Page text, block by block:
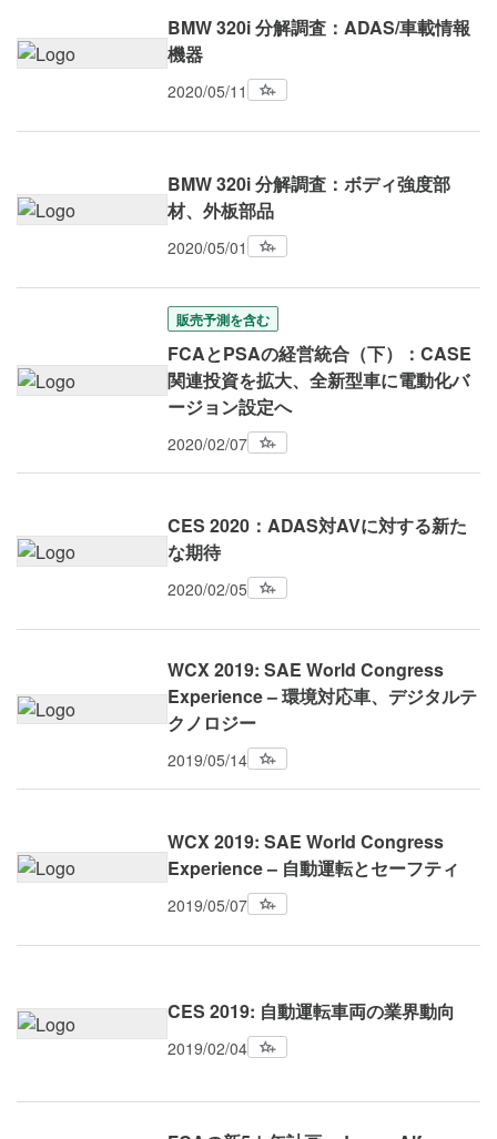
BMW 320i 分解調査：ADAS/車載情報
機器
2020/05/11
BMW 320i 分解調査：ボディ強度部
材、外板部品
2020/05/01
販売予測を含む
FCAとPSAの経営統合（下）：CASE
関連投資を拡大、全新型車に電動化バ
ージョン設定へ
2020/02/07
CES 2020：ADAS対AVに対する新た
な期待
2020/02/05
WCX 2019: SAE World Congress
Experience – 環境対応車、デジタルテ
クノロジー
2019/05/14
WCX 2019: SAE World Congress
Experience – 自動運転とセーフティ
2019/05/07
CES 2019: 自動運転車両の業界動向
2019/02/04